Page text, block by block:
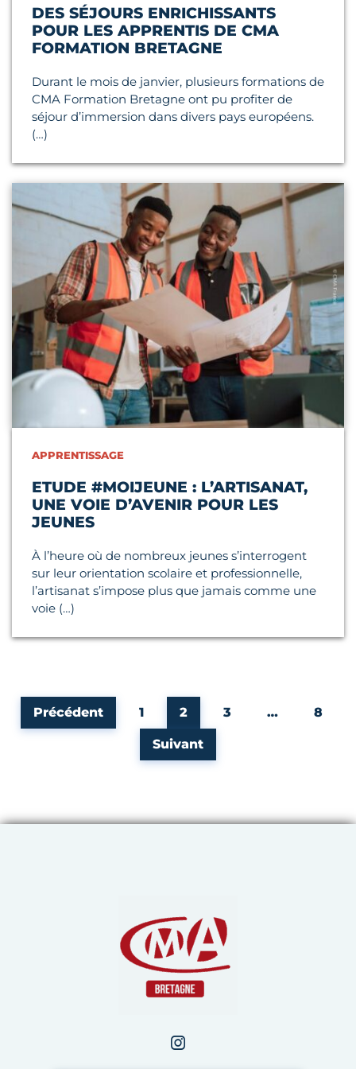
DES SÉJOURS ENRICHISSANTS
POUR LES APPRENTIS DE CMA
FORMATION BRETAGNE
Durant le mois de janvier, plusieurs formations de
CMA Formation Bretagne ont pu profiter de
séjour d’immersion dans divers pays européens.
(…)
APPRENTISSAGE
ETUDE #MOIJEUNE : L’ARTISANAT,
UNE VOIE D’AVENIR POUR LES
JEUNES
À l’heure où de nombreux jeunes s’interrogent
sur leur orientation scolaire et professionnelle,
l’artisanat s’impose plus que jamais comme une
voie (…)
Précédent Page
1 Page
2 Page
3 … Page
8
Suivant
Chambre de Métiers et
Instagram